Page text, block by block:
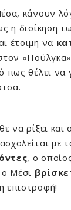
κάνουν
η διοίκηση
έτοιμη να
πως θέλει να
να ρίξει και
με
, ο
Μέσι
επιστροφή!